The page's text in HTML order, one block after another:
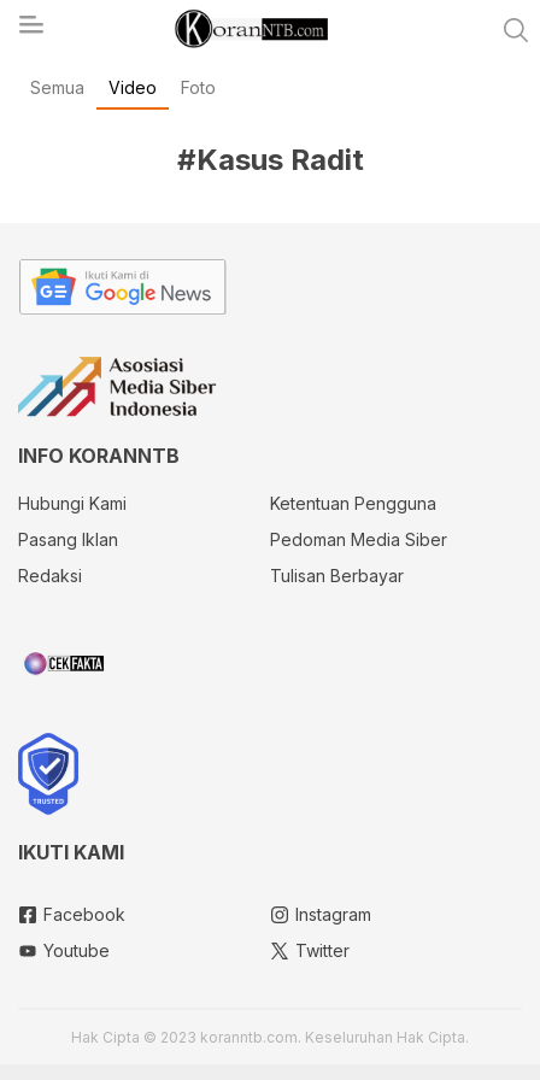
koranntb.com
Semua Video Foto
#Kasus Radit
INFO KORANNTB
Hubungi Kami
Ketentuan Pengguna
Pasang Iklan
Pedoman Media Siber
Redaksi
Tulisan Berbayar
IKUTI KAMI
Facebook
Instagram
Youtube
Twitter
Hak Cipta © 2023 koranntb.com. Keseluruhan Hak Cipta.